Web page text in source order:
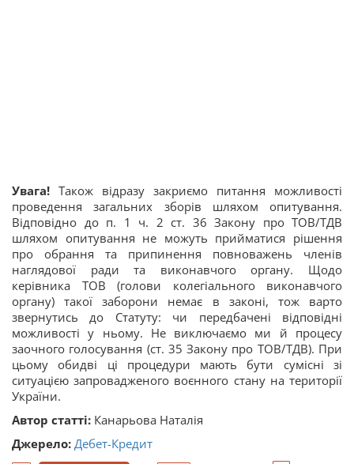
Увага! Також відразу закриємо питання можливості
проведення загальних зборів шляхом опитування.
Відповідно до п. 1 ч. 2 ст. 36 Закону про ТОВ/ТДВ
шляхом опитування не можуть прийматися рішення
про обрання та припинення повноважень членів
наглядової ради та виконавчого органу. Щодо
керівника ТОВ (голови колегіального виконавчого
органу) такої заборони немає в законі, тож варто
звернутись до Статуту: чи передбачені відповідні
можливості у ньому. Не виключаємо ми й процесу
заочного голосування (ст. 35 Закону про ТОВ/ТДВ). При
цьому обидві ці процедури мають бути сумісні зі
ситуацією запровадженого воєнного стану на території
України.
Автор статті: Канарьова Наталія
Джерело: Дебет-Кредит